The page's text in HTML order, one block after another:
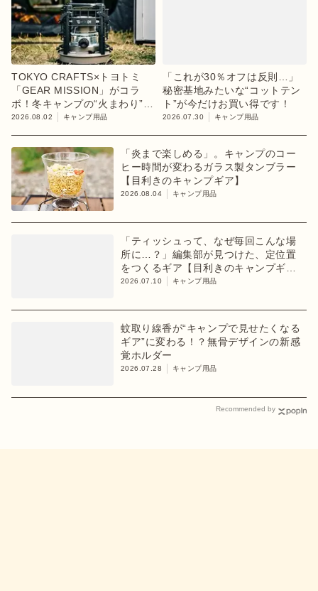
TOKYO CRAFTS×トヨトミ
「GEAR MISSION」がコラ
ボ！冬キャンプの“火まわり”を
担う限定K3クッキングストー
2026.08.02 キャンプ用品
「これが30％オフは反則…」
秘密基地みたいな“コットテン
ト”が今だけお買い得です！
2026.07.30 キャンプ用品
「炎まで楽しめる」。キャンプのコー
ヒー時間が変わるガラス製タンブラー
【目利きのキャンプギア】
2026.08.04 キャンプ用品
「ティッシュって、なぜ毎回こんな場
所に…？」編集部が見つけた、定位置
をつくるギア【目利きのキャンプギ
ア】
2026.07.10 キャンプ用品
蚊取り線香が“キャンプで見せたくなる
ギア”に変わる！？無骨デザインの新感
覚ホルダー
2026.07.28 キャンプ用品
Recommended by